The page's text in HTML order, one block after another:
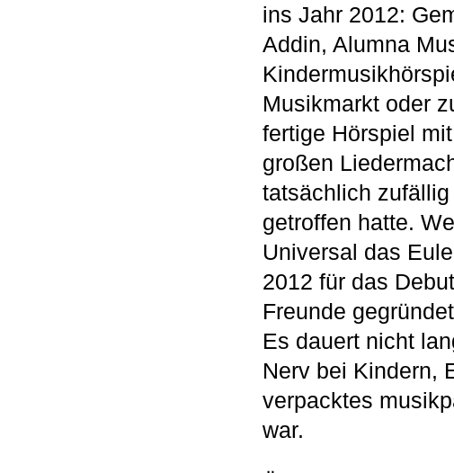
ins Jahr 2012:
Addin, Alumna
Musikmarkt oder
fertige Hörspiel
großen
tatsächlich
getroffen hatte.
Universal das
2012 für das
Freunde
Es dauert nicht
Nerv bei Kindern,
verpacktes
war.